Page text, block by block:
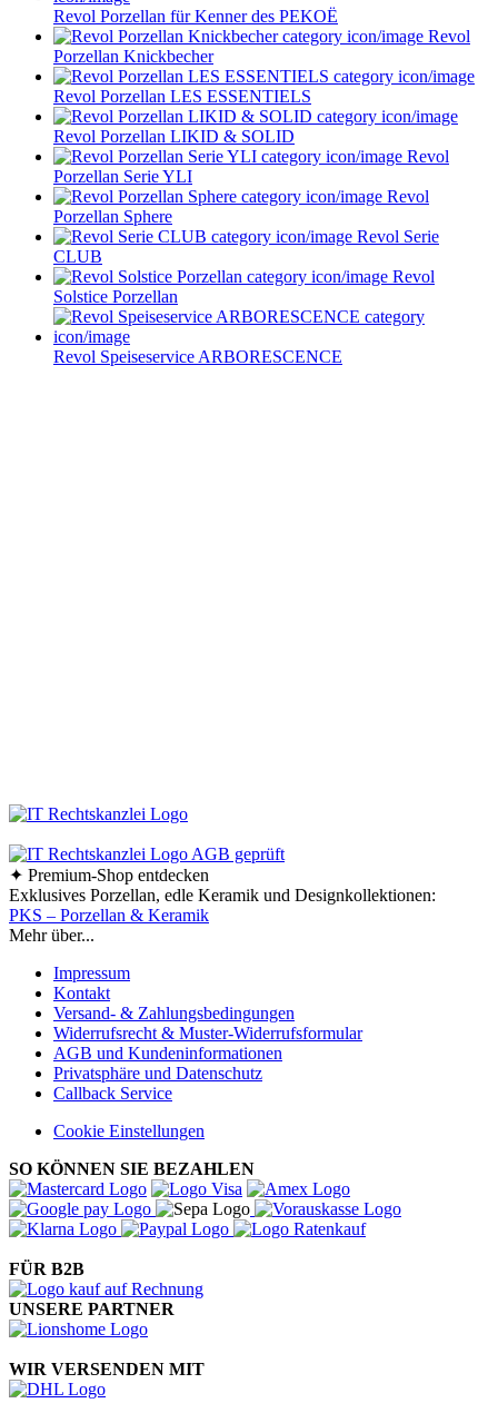
Revol Porzellan für Kenner des PEKOË
Revol
Porzellan Knickbecher
Revol Porzellan LES ESSENTIELS
Revol Porzellan LIKID & SOLID
Revol
Porzellan Serie YLI
Revol
Porzellan Sphere
Revol Serie
CLUB
Revol
Solstice Porzellan
Revol Speiseservice ARBORESCENCE
✦ Premium-Shop entdecken
Exklusives Porzellan, edle Keramik und Designkollektionen:
PKS – Porzellan & Keramik
Mehr über...
Impressum
Kontakt
Versand- & Zahlungsbedingungen
Widerrufsrecht & Muster-Widerrufsformular
AGB und Kundeninformationen
Privatsphäre und Datenschutz
Callback Service
Cookie Einstellungen
SO KÖNNEN SIE BEZAHLEN
FÜR B2B
UNSERE PARTNER
WIR VERSENDEN MIT